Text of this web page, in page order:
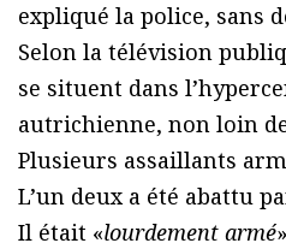
expliqué la police, sans
Selon la télévision
se situent dans
autrichienne, non loin
Plusieurs assaillants
L’un deux a été abattu
Il était «lourdement armé